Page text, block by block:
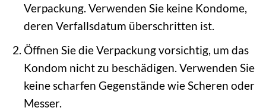
Verpackung. Verwenden Sie keine Kondome,
deren Verfallsdatum überschritten ist.
Öffnen Sie die Verpackung vorsichtig, um das
Kondom nicht zu beschädigen. Verwenden Sie
keine scharfen Gegenstände wie Scheren oder
Messer.